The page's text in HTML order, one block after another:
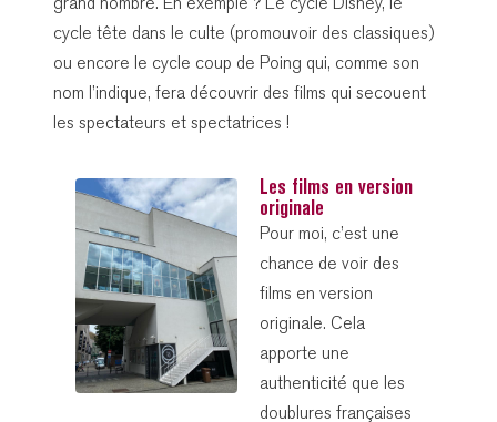
grand nombre. En exemple ? Le cycle Disney, le
cycle tête dans le culte (promouvoir des classiques)
ou encore le cycle coup de Poing qui, comme son
nom l’indique, fera découvrir des films qui secouent
les spectateurs et spectatrices !
Les films en version
originale
Pour moi, c’est une
chance de voir des
films en version
originale. Cela
apporte une
authenticité que les
doublures françaises